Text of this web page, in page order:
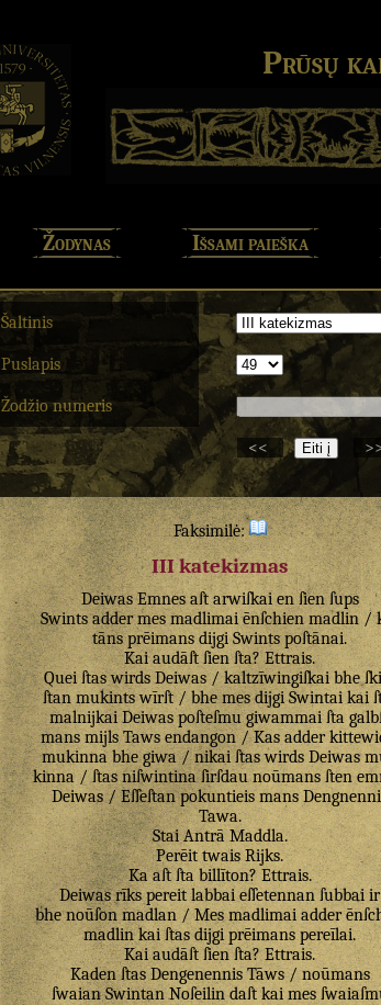
Prūsų
Žodynas Išsami paieška
Šaltinis
Puslapis
Žodžio numeris
<<
Faksimilė:
III katekizmas
Deiwas Emnes aſt arwiſkai en ſien ſups
Swints adder mes madlimai ēnſchien madlin/
tāns prēimans dijgi Swints poſtānai.
Kai audāſt ſien ſta?Ettrais.
Quei ſtas wirds Deiwas/kaltzīwingiſkai bhe
ſtan mukints wīrſt/bhe mes dijgi Swintai kai
malnijkai Deiwas poſteſmu giwammai ſta
mans mijls Taws endangon/Kas adder
mukinna bhe giwa/nikai ſtas wirds Deiwas
kinna /ſtas niſwintina ſirſdau noūmans ſten
Deiwas/Eſſeſtan pokuntieis mans
Tawa.
Stai Antrā Maddla.
Perēit twais Rijks.
Ka aſt ſta billīton? Ettrais.
Deiwas rīks pereit labbai eſſetennan ſubbai ir
bhe noūſon madlan/Mes madlimai adder
madlin kai ſtas dijgi prēimans pereīlai.
Kai audāſt ſien ſta?Ettrais.
Kaden ſtas Dengenennis Tāws/noūmans
ſwaian Swintan Noſeilin daſt kai mes